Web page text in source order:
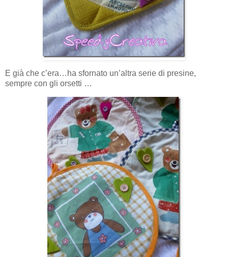
E già che c’era…ha sfornato un’altra serie di presine,
sempre con gli orsetti …